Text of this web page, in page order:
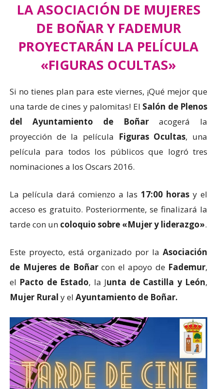
LA ASOCIACIÓN DE MUJERES
DE BOÑAR Y FADEMUR
PROYECTARÁN LA PELÍCULA
«FIGURAS OCULTAS»
Si no tienes plan para este viernes, ¡Qué mejor que
una tarde de cines y palomitas! El Salón de Plenos
del Ayuntamiento de Boñar acogerá la
proyección de la película Figuras Ocultas, una
película para todos los públicos que logró tres
nominaciones a los Oscars 2016.
La película dará comienzo a las17:00 horas y el
acceso es gratuito. Posteriormente, se finalizará la
tarde con un coloquio sobre «Mujer y liderazgo».
Este proyecto, está organizado por la Asociación
de Mujeres de Boñarcon el apoyo de Fademur,
el Pacto de Estado, la Junta de Castilla y León,
Mujer Rural y el Ayuntamiento de Boñar.